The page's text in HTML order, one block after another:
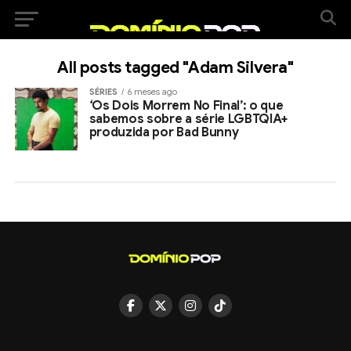
All posts tagged "Adam Silvera"
SÉRIES 6 meses ago
‘Os Dois Morrem No Final’: o que
sabemos sobre a série LGBTQIA+
produzida por Bad Bunny